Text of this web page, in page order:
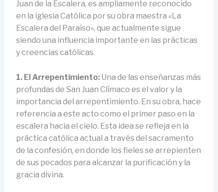
Juan de la Escalera, es ampliamente reconocido
en la iglesia Católica por su obra maestra «La
Escalera del Paraíso», que actualmente sigue
siendo una influencia importante en las prácticas
y creencias católicas.
1. El Arrepentimiento:Una de las enseñanzas más
profundas de San Juan Clímaco es el valor y la
importancia del arrepentimiento. En su obra, hace
referencia a este acto como el primer paso en la
escalera hacia el cielo. Esta idea se refleja en la
práctica católica actual a través del sacramento
de la confesión, en donde los fieles se arrepienten
de sus pecados para alcanzar la purificación y la
gracia divina.